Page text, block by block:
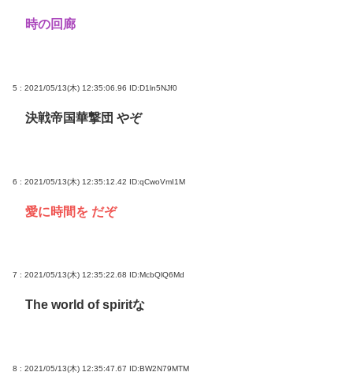
時の回廊
5 : 2021/05/13(木) 12:35:06.96 ID:D1ln5NJf0
決戦帝国華撃団 やぞ
6 : 2021/05/13(木) 12:35:12.42 ID:qCwoVmI1M
愛に時間を だぞ
7 : 2021/05/13(木) 12:35:22.68 ID:McbQlQ6Md
The world of spiritな
8 : 2021/05/13(木) 12:35:47.67 ID:BW2N79MTM